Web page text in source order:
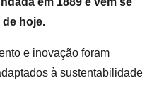
hoje.
e inovação foram
à sustentabilidade